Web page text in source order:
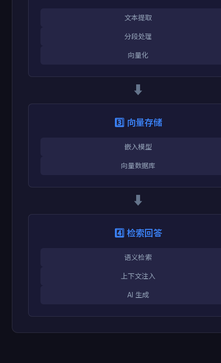
文本提取
分段处理
向量化
⬇️
3️⃣ 向量存储
嵌入模型
向量数据库
⬇️
4️⃣ 检索回答
语义检索
上下文注入
AI 生成